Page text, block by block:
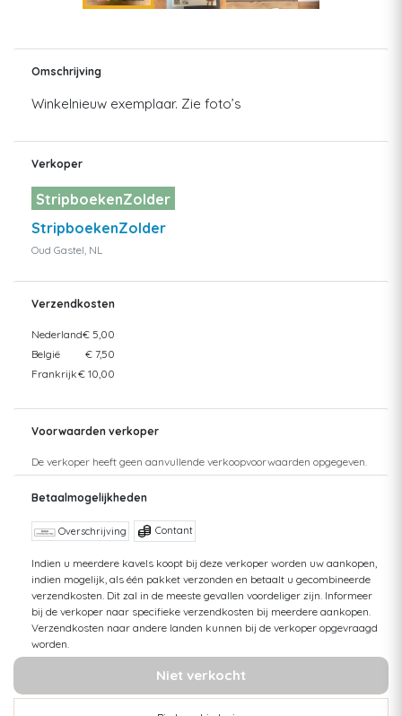
Omschrijving
Winkelnieuw exemplaar. Zie foto’s
Verkoper
StripboekenZolder
StripboekenZolder
Oud Gastel, NL
Verzendkosten
Nederland€ 5,00
België
€ 7,50
Frankrijk€ 10,00
Voorwaarden verkoper
De verkoper heeft geen aanvullende verkoopvoorwaarden opgegeven.
Betaalmogelijkheden
Overschrijving Contant
Indien u meerdere kavels koopt bij deze verkoper worden uw aankopen,
indien mogelijk, als één pakket verzonden en betaalt u gecombineerde
verzendkosten. Dit zal in de meeste gevallen voordeliger zijn. Informeer
bij de verkoper naar specifieke verzendkosten bij meerdere aankopen.
Verzendkosten naar andere landen kunnen bij de verkoper opgevraagd
worden.
Niet verkocht